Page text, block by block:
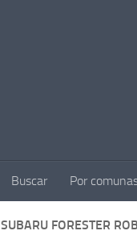
Buscar Por
SUBARU FORESTER